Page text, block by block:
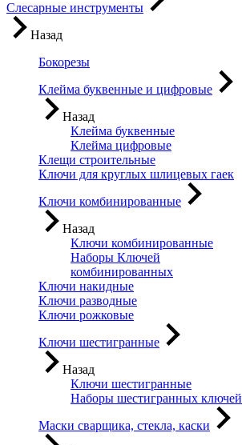
Слесарные инструменты
Назад
Бокорезы
Клейма буквенные и цифровые
Назад
Клейма буквенные
Клейма цифровые
Клещи строительные
Ключи для круглых шлицевых гаек
Ключи комбинированные
Назад
Ключи комбинированные
Наборы Ключей
комбинированных
Ключи накидные
Ключи разводные
Ключи рожковые
Ключи шестигранные
Назад
Ключи шестигранные
Наборы шестигранных ключей
Маски сварщика, стекла, каски